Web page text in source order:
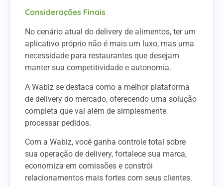
Considerações Finais
No cenário atual do delivery de alimentos, ter um
aplicativo próprio não é mais um luxo, mas uma
necessidade para restaurantes que desejam
manter sua competitividade e autonomia.
A Wabiz se destaca como a melhor plataforma
de delivery do mercado, oferecendo uma solução
completa que vai além de simplesmente
processar pedidos.
Com a Wabiz, você ganha controle total sobre
sua operação de delivery, fortalece sua marca,
economiza em comissões e constrói
relacionamentos mais fortes com seus clientes.